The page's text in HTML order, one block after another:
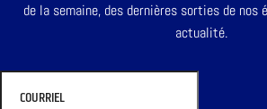
de la semaine, des dernières sorties de nos
actualité.